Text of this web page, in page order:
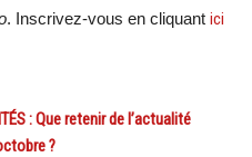
. Inscrivez-vous en cliquant ici
: Que retenir de l’actualité
?